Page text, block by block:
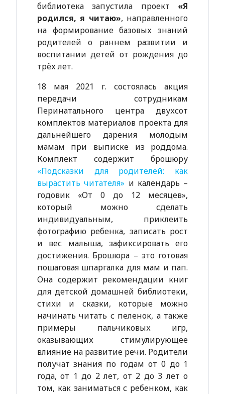
библиотека запустила проект «Я
родился, я читаю», направленного
на формирование базовых знаний
родителей о раннем развитии и
воспитании детей от рождения до
трёх лет.
18 мая 2021 г. состоялась акция
передачи сотрудникам
Перинатального центра двухсот
комплектов материалов проекта для
дальнейшего дарения молодым
мамам при выписке из роддома.
Комплект содержит брошюру
«Подсказки для родителей: как
вырастить читателя» и календарь –
годовик «От 0 до 12 месяцев»,
который можно сделать
индивидуальным, приклеить
фотографию ребенка, записать рост
и вес малыша, зафиксировать его
достижения. Брошюра – это готовая
пошаговая шпаргалка для мам и пап.
Она содержит рекомендации книг
для детской домашней библиотеки,
стихи и сказки, которые можно
начинать читать с пеленок, а также
примеры пальчиковых игр,
оказывающих стимулирующее
влияние на развитие речи. Родители
получат знания по годам от 0 до 1
года, от 1 до 2 лет, от 2 до 3 лет о
том, как заниматься с ребенком, как